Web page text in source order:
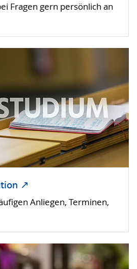
Fragen gern persönlich an
↗︎
Anliegen, Terminen,